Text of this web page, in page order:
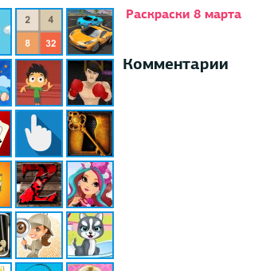
Раскраски 8 марта
Комментарии